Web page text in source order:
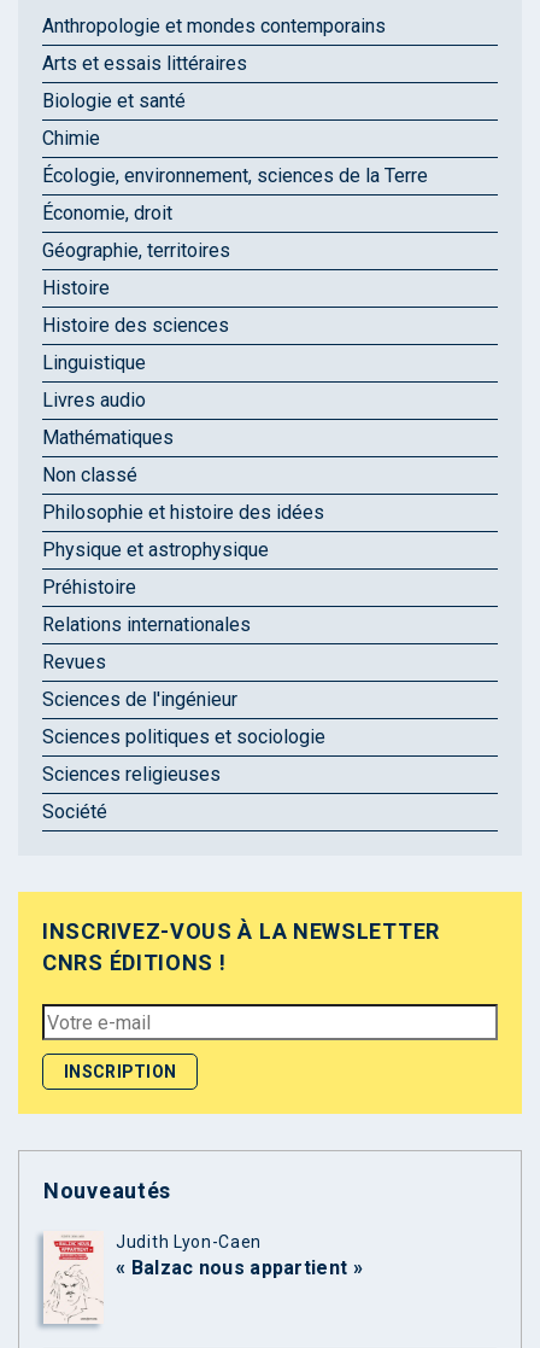
Anthropologie et mondes contemporains
Arts et essais littéraires
Biologie et santé
Chimie
Écologie, environnement, sciences de la Terre
Économie, droit
Géographie, territoires
Histoire
Histoire des sciences
Linguistique
Livres audio
Mathématiques
Non classé
Philosophie et histoire des idées
Physique et astrophysique
Préhistoire
Relations internationales
Revues
Sciences de l'ingénieur
Sciences politiques et sociologie
Sciences religieuses
Société
INSCRIVEZ-VOUS À LA NEWSLETTER
CNRS ÉDITIONS !
Nouveautés
Judith Lyon-Caen
« Balzac nous appartient »